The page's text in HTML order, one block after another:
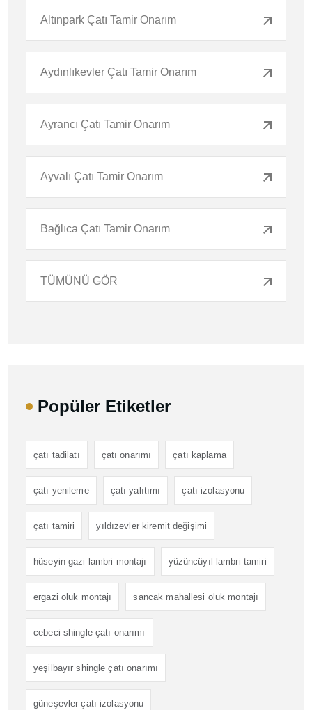
Altınpark Çatı Tamir Onarım
Aydınlıkevler Çatı Tamir Onarım
Ayrancı Çatı Tamir Onarım
Ayvalı Çatı Tamir Onarım
Bağlıca Çatı Tamir Onarım
TÜMÜNÜ GÖR
Popüler Etiketler
çatı tadilatı çatı onarımı çatı kaplama
çatı yenileme çatı yalıtımı çatı izolasyonu
çatı tamiri yıldızevler kiremit değişimi
hüseyin gazi lambri montajı yüzüncüyıl lambri tamiri
ergazi oluk montajı sancak mahallesi oluk montajı
cebeci shingle çatı onarımı
yeşilbayır shingle çatı onarımı
güneşevler çatı izolasyonu